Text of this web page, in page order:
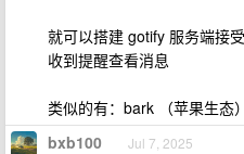
就可以搭建 gotify 服务端接
收到提醒查看消息
类似的有：bark （苹果生态
bxb100 Jul 7, 2025